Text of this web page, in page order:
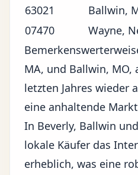
63021
Ballwin,
07470
Wayne,
MA, und Ballwin, MO,
letzten Jahres wieder
eine anhaltende
In Beverly, Ballwin
lokale Käufer das
erheblich, was eine